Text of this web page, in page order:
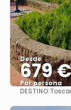
Desde
679 €
Por persona
DESTINO: